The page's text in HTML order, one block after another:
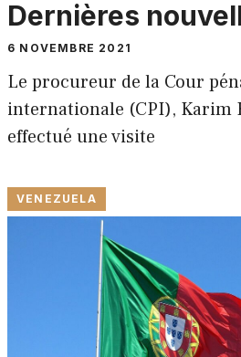
Dernières
6 NOVEMBRE 2021
Le procureur de la Cour
internationale (CPI), Karim
effectué une visite
VENEZUELA